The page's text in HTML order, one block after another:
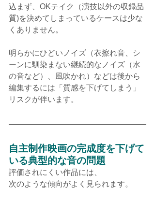
込まず、OKテイク（演技以外の収録品
質)を決めてしまっているケースは少な
くありません。
明らかにひどいノイズ（衣擦れ音、シ
ーンに馴染まない継続的なノイズ（水
の音など）、風吹かれ）などは後から
編集するには「質感を下げてしまう」
リスクが伴います。
自主制作映画の完成度を下げて
いる典型的な音の問題
評価されにくい作品には、
次のような傾向がよく見られます。